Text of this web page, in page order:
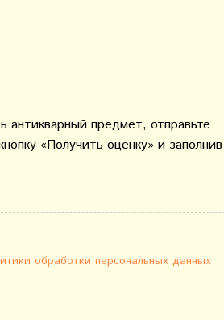
антикварный предмет, отправьте
«Получить оценку» и заполнив
обработки персональных данных